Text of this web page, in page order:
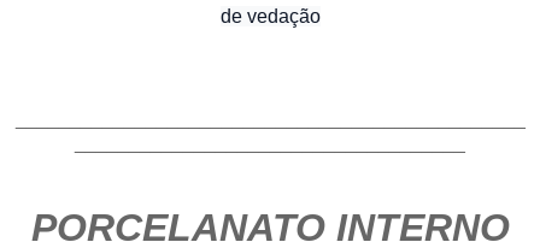
de vedação
PORCELANATO INTERNO